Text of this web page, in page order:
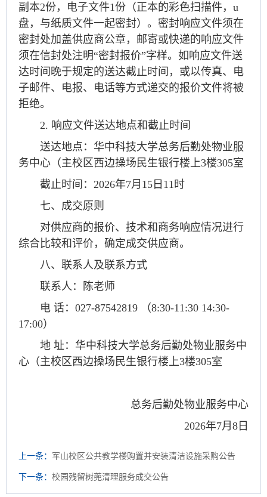
副本2份，电子文件1份（正本的彩色扫描件，u
盘，与纸质文件一起密封）。密封响应文件须在
密封处加盖供应商公章，邮寄或快递的响应文件
须在信封处注明“密封报价”字样。如响应文件送
达时间晚于规定的送达截止时间，或以传真、电
子邮件、电报、电话等方式递交的报价文件将被
拒绝。
2. 响应文件送达地点和截止时间
送达地点：华中科技大学总务后勤处物业服
务中心（主校区西边操场民生银行楼上3楼305室
截止时间：2026年7月15日11时
七、成交原则
对供应商的报价、技术和商务响应情况进行
综合比较和评价，确定成交供应商。
八、联系人及联系方式
联系人：陈老师
电 话：027-87542819 （8:30-11:30 14:30-
17:00）
地 址：华中科技大学总务后勤处物业服务中
心（主校区西边操场民生银行楼上3楼305室
总务后勤处物业服务中心
2026年7月8日
上一条： 军山校区公共教学楼购置并安装清洁设施采购公告
下一条： 校园残留树蔸清理服务成交公告